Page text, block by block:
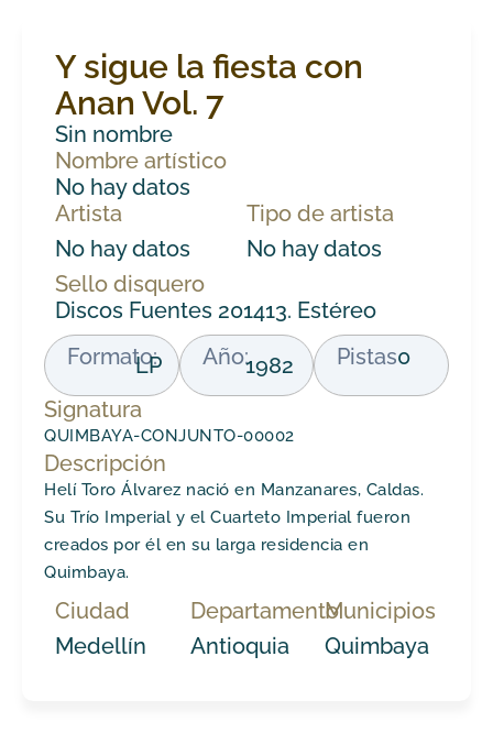
Y sigue la fiesta con
Anan Vol. 7
Sin nombre
Nombre artístico
No hay datos
Artista
No hay datos
Tipo de artista
No hay datos
Sello disquero
Discos Fuentes 201413. Estéreo
Formato:
LP Año:1982 Pistas0
Signatura
QUIMBAYA-CONJUNTO-00002
Descripción
Helí Toro Álvarez nació en Manzanares, Caldas.
Su Trío Imperial y el Cuarteto Imperial fueron
creados por él en su larga residencia en
Quimbaya.
Ciudad
Medellín
Departamento
Antioquia
Municipios
Quimbaya